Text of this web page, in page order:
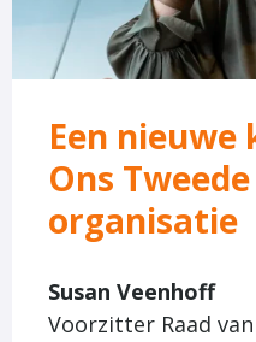
Een nieuwe
Ons
organisatie
Susan Veenhoff
Voorzitter Raad
Tweede
organisatie